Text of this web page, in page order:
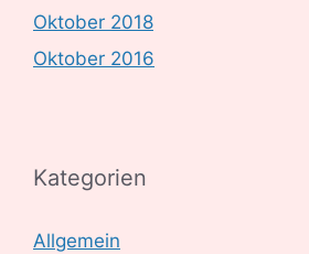
Oktober 2018
Oktober 2016
Kategorien
Allgemein